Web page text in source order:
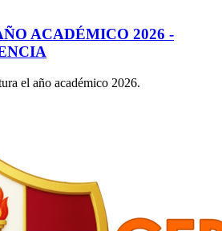
ACADÉMICO 2026 -
el año académico 2026.